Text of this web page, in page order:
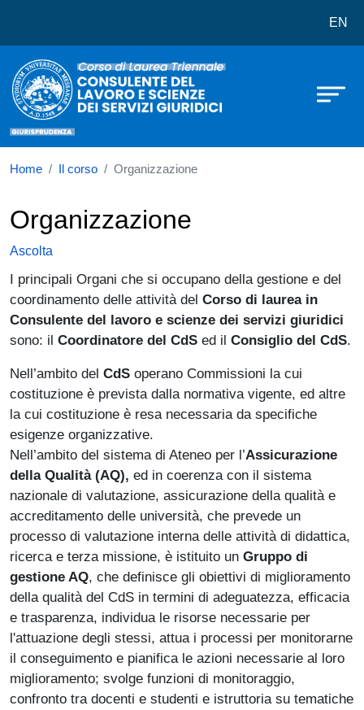
Corso di laurea in Consulente del
EN
Home Il corso Organizzazione
Organizzazione
Ascolta
I principali Organi che si occupano della gestione e del
coordinamento delle attività del Corso di laurea in
Consulente del lavoro e scienze dei servizi giuridici
sono: il Coordinatore del CdS ed il Consiglio del CdS.
Nell’ambito del CdS operano Commissioni la cui
costituzione è prevista dalla normativa vigente, ed altre
la cui costituzione è resa necessaria da specifiche
esigenze organizzative.
Nell’ambito del sistema di Ateneo per l’Assicurazione
della Qualità (AQ), ed in coerenza con il sistema
nazionale di valutazione, assicurazione della qualità e
accreditamento delle università, che prevede un
processo di valutazione interna delle attività di didattica,
ricerca e terza missione, è istituito un Gruppo di
gestione AQ, che definisce gli obiettivi di miglioramento
della qualità del CdS in termini di adeguatezza, efficacia
e trasparenza, individua le risorse necessarie per
l'attuazione degli stessi, attua i processi per monitorarne
il conseguimento e pianifica le azioni necessarie al loro
miglioramento; svolge funzioni di monitoraggio,
confronto tra docenti e studenti e istruttoria su tematiche